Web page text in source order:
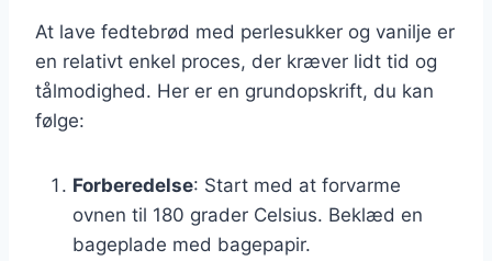
At lave fedtebrød med perlesukker og vanilje er
en relativt enkel proces, der kræver lidt tid og
tålmodighed. Her er en grundopskrift, du kan
følge:
Forberedelse: Start med at forvarme
ovnen til 180 grader Celsius. Beklæd en
bageplade med bagepapir.